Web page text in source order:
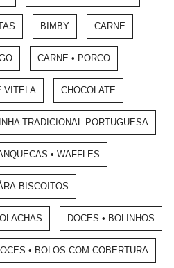
BIMBY CARNE
CARNE • PORCO
VITELA CHOCOLATE
TRADICIONAL PORTUGUESA
• WAFFLES
BISCOITOS
DOCES • BOLINHOS
• BOLOS COM COBERTURA